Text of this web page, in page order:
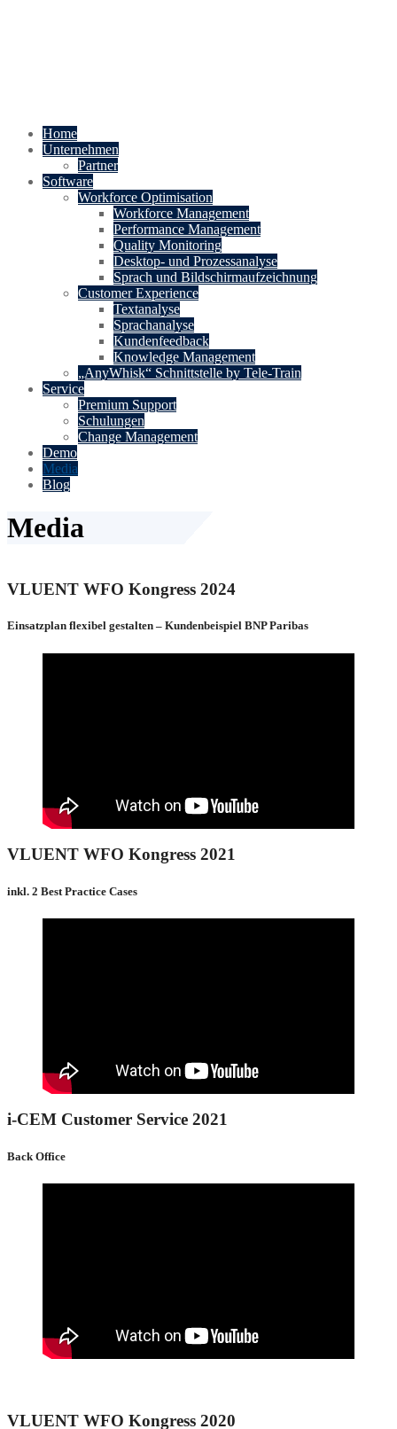
Home
Unternehmen
Partner
Software
Workforce Optimisation
Workforce Management
Performance Management
Quality Monitoring
Desktop- und Prozessanalyse
Sprach und Bildschirmaufzeichnung
Customer Experience
Textanalyse
Sprachanalyse
Kundenfeedback
Knowledge Management
„AnyWhisk“ Schnittstelle by Tele-Train
Service
Premium Support
Schulungen
Change Management
Demo
Media
Blog
Media
VLUENT WFO Kongress 2024
Einsatzplan flexibel gestalten – Kundenbeispiel BNP Paribas
VLUENT WFO Kongress 2021
inkl. 2 Best Practice Cases
i-CEM Customer Service 2021
Back Office
VLUENT WFO Kongress 2020